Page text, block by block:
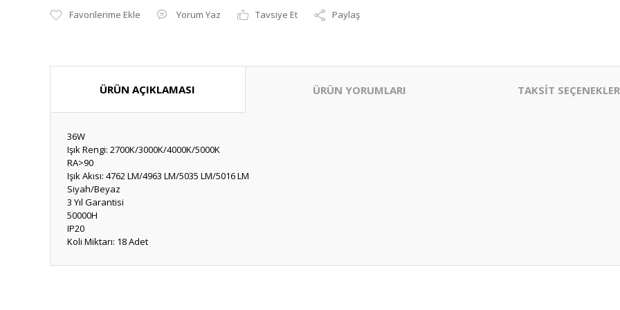
Yorum Yaz Tavsiye Et Paylaş
ÜRÜN AÇIKLAMASI ÜRÜN YORUMLARI TAKSİT
36W
Işık Rengi: 2700K/3000K/4000K/5000K
RA>90
Işık Akısı: 4762 LM/4963 LM/5035 LM/5016 LM
Siyah/Beyaz
3 Yıl Garantisi
50000H
IP20
Koli Miktarı: 18 Adet